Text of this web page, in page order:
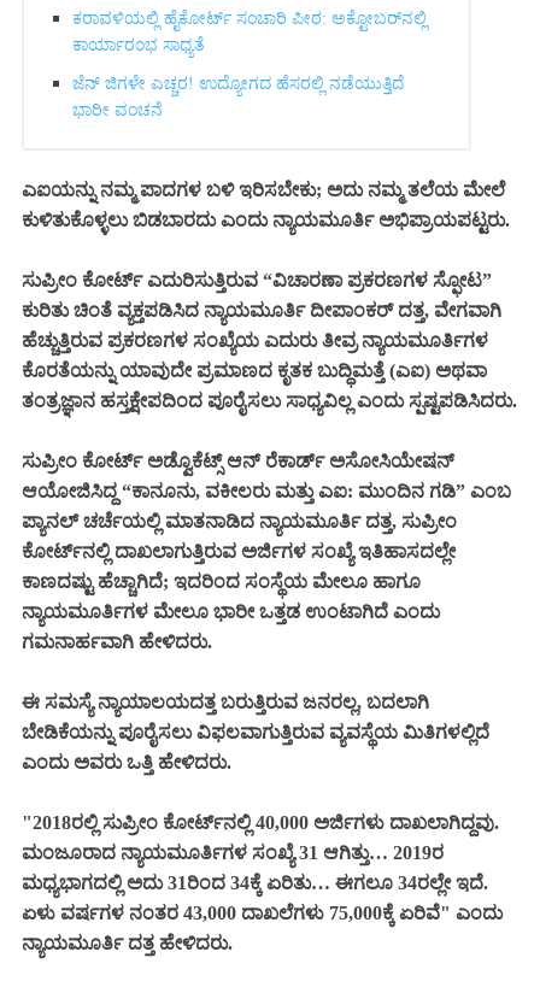
ಕರಾವಳಿಯಲ್ಲಿ ಹೈಕೋರ್ಟ್ ಸಂಚಾರಿ ಪೀಠ: ಅಕ್ಟೋಬರ್‌ನಲ್ಲಿ
ಕಾರ್ಯಾರಂಭ ಸಾಧ್ಯತೆ
ಜೆನ್ ಜಿಗಳೇ ಎಚ್ಚರ! ಉದ್ಯೋಗದ ಹೆಸರಲ್ಲಿ ನಡೆಯುತ್ತಿದೆ
ಭಾರೀ ವಂಚನೆ
ಎಐಯನ್ನು ನಮ್ಮ ಪಾದಗಳ ಬಳಿ ಇರಿಸಬೇಕು; ಅದು ನಮ್ಮ ತಲೆಯ ಮೇಲೆ
ಕುಳಿತುಕೊಳ್ಳಲು ಬಿಡಬಾರದು ಎಂದು ನ್ಯಾಯಮೂರ್ತಿ ಅಭಿಪ್ರಾಯಪಟ್ಟರು.
ಸುಪ್ರೀಂ ಕೋರ್ಟ್ ಎದುರಿಸುತ್ತಿರುವ “ವಿಚಾರಣಾ ಪ್ರಕರಣಗಳ ಸ್ಫೋಟ”
ಕುರಿತು ಚಿಂತೆ ವ್ಯಕ್ತಪಡಿಸಿದ ನ್ಯಾಯಮೂರ್ತಿ ದೀಪಾಂಕರ್ ದತ್ತ, ವೇಗವಾಗಿ
ಹೆಚ್ಚುತ್ತಿರುವ ಪ್ರಕರಣಗಳ ಸಂಖ್ಯೆಯ ಎದುರು ತೀವ್ರ ನ್ಯಾಯಮೂರ್ತಿಗಳ
ಕೊರತೆಯನ್ನು ಯಾವುದೇ ಪ್ರಮಾಣದ ಕೃತಕ ಬುದ್ಧಿಮತ್ತೆ (ಎಐ) ಅಥವಾ
ತಂತ್ರಜ್ಞಾನ ಹಸ್ತಕ್ಷೇಪದಿಂದ ಪೂರೈಸಲು ಸಾಧ್ಯವಿಲ್ಲ ಎಂದು ಸ್ಪಷ್ಟಪಡಿಸಿದರು.
ಸುಪ್ರೀಂ ಕೋರ್ಟ್ ಅಡ್ವೊಕೆಟ್ಸ್ ಆನ್ ರೆಕಾರ್ಡ್ ಅಸೋಸಿಯೇಷನ್
ಆಯೋಜಿಸಿದ್ದ “ಕಾನೂನು, ವಕೀಲರು ಮತ್ತು ಎಐ: ಮುಂದಿನ ಗಡಿ” ಎಂಬ
ಪ್ಯಾನಲ್ ಚರ್ಚೆಯಲ್ಲಿ ಮಾತನಾಡಿದ ನ್ಯಾಯಮೂರ್ತಿ ದತ್ತ, ಸುಪ್ರೀಂ
ಕೋರ್ಟ್‌ನಲ್ಲಿ ದಾಖಲಾಗುತ್ತಿರುವ ಅರ್ಜಿಗಳ ಸಂಖ್ಯೆ ಇತಿಹಾಸದಲ್ಲೇ
ಕಾಣದಷ್ಟು ಹೆಚ್ಚಾಗಿದೆ; ಇದರಿಂದ ಸಂಸ್ಥೆಯ ಮೇಲೂ ಹಾಗೂ
ನ್ಯಾಯಮೂರ್ತಿಗಳ ಮೇಲೂ ಭಾರೀ ಒತ್ತಡ ಉಂಟಾಗಿದೆ ಎಂದು
ಗಮನಾರ್ಹವಾಗಿ ಹೇಳಿದರು.
ಈ ಸಮಸ್ಯೆ ನ್ಯಾಯಾಲಯದತ್ತ ಬರುತ್ತಿರುವ ಜನರಲ್ಲ, ಬದಲಾಗಿ
ಬೇಡಿಕೆಯನ್ನು ಪೂರೈಸಲು ವಿಫಲವಾಗುತ್ತಿರುವ ವ್ಯವಸ್ಥೆಯ ಮಿತಿಗಳಲ್ಲಿದೆ
ಎಂದು ಅವರು ಒತ್ತಿ ಹೇಳಿದರು.
"2018ರಲ್ಲಿ ಸುಪ್ರೀಂ ಕೋರ್ಟ್‌ನಲ್ಲಿ 40,000 ಅರ್ಜಿಗಳು ದಾಖಲಾಗಿದ್ದವು.
ಮಂಜೂರಾದ ನ್ಯಾಯಮೂರ್ತಿಗಳ ಸಂಖ್ಯೆ 31 ಆಗಿತ್ತು… 2019ರ
ಮಧ್ಯಭಾಗದಲ್ಲಿ ಅದು 31ರಿಂದ 34ಕ್ಕೆ ಏರಿತು… ಈಗಲೂ 34ರಲ್ಲೇ ಇದೆ.
ಏಳು ವರ್ಷಗಳ ನಂತರ 43,000 ದಾಖಲೆಗಳು 75,000ಕ್ಕೆ ಏರಿವೆ" ಎಂದು
ನ್ಯಾಯಮೂರ್ತಿ ದತ್ತ ಹೇಳಿದರು.